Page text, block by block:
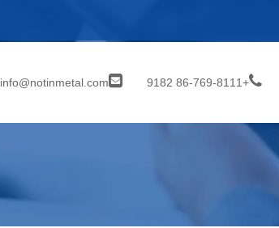
info@notinmetal.com +86-769-8111 9182